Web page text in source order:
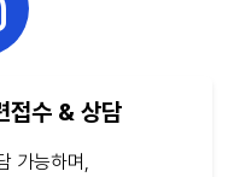
접수 & 상담
가능하며,